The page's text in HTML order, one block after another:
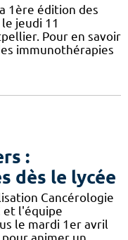
1ère édition des
jeudi 11
Pour en savoir
immunothérapies
:
dès le lycée
Cancérologie
et l'équipe
le mardi 1er avril